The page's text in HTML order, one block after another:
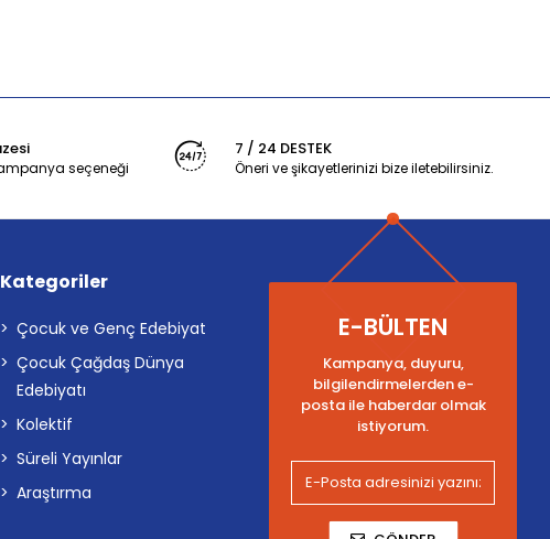
seçeneği
7 / 24 DESTEK
Öneri ve şikayetlerinizi bize iletebilirsiniz.
Kategoriler
Çocuk ve Genç Edebiyat
Çocuk Çağdaş Dünya
Edebiyatı
Kolektif
Süreli Yayınlar
Araştırma
E-BÜLTEN
Kampanya, duyuru,
bilgilendirmelerden e-
posta ile haberdar olmak
istiyorum.